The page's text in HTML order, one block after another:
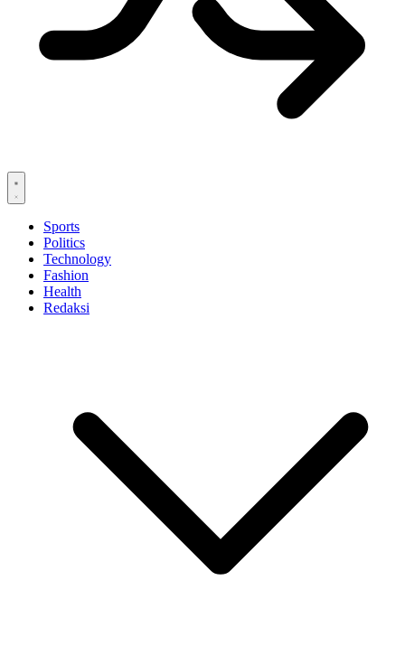
Sports
Politics
Technology
Fashion
Health
Redaksi